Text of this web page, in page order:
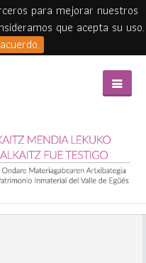
para mejorar nuestros
que acepta su uso.